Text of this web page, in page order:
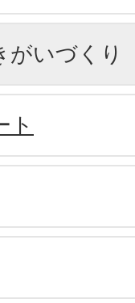
がいづくり
ト